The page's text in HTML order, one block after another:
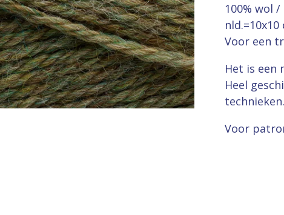
100% wol
Voor een
Het is een
Heel
technieken.
Voor